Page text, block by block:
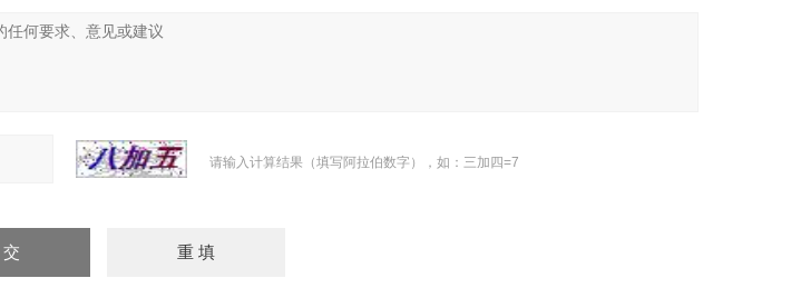
请输入计算结果（填写阿拉伯数字），如：三加四=7